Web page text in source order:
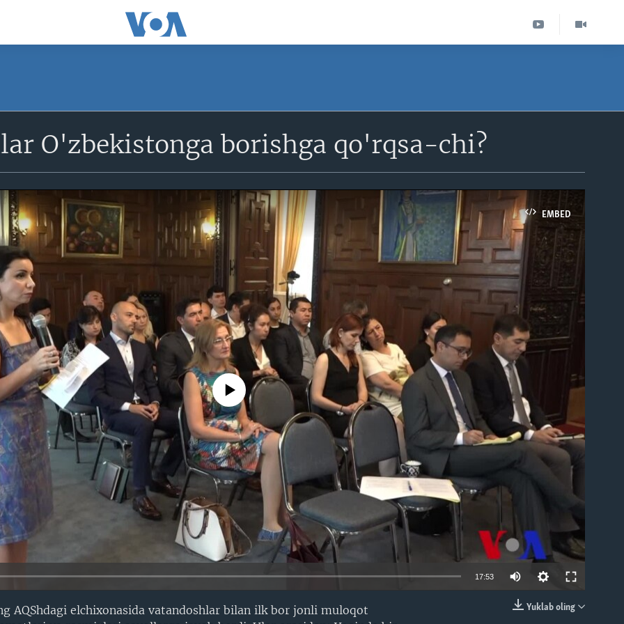
O'zbekistonga borishga qo'rqsa-chi?
EMBED
No media source currently available
17:53
Yuklab oling
AQShdagi elchixonasida vatandoshlar bilan ilk bor jonli muloqot